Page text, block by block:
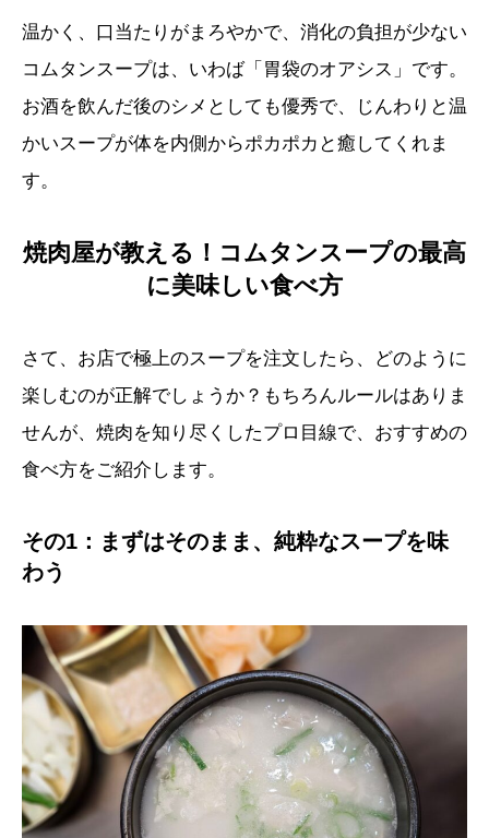
温かく、口当たりがまろやかで、消化の負担が少ない
コムタンスープは、いわば「胃袋のオアシス」です。
お酒を飲んだ後のシメとしても優秀で、じんわりと温
かいスープが体を内側からポカポカと癒してくれま
す。
焼肉屋が教える！コムタンスープの最高
に美味しい食べ方
さて、お店で極上のスープを注文したら、どのように
楽しむのが正解でしょうか？もちろんルールはありま
せんが、焼肉を知り尽くしたプロ目線で、おすすめの
食べ方をご紹介します。
その1：まずはそのまま、純粋なスープを味
わう